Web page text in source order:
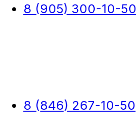
8 (905) 300-10-50
8 (846) 267-10-50